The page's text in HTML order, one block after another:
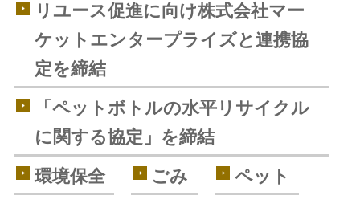
リユース促進に向け株式会社マー
ケットエンタープライズと連携協
定を締結
「ペットボトルの水平リサイクル
に関する協定」を締結
環境保全
ごみ ペット